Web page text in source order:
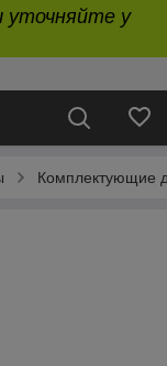
уточняйте у
Комплектующие